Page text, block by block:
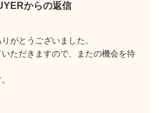
からの返信
がとうございました。
ただきますので、またの機会を待